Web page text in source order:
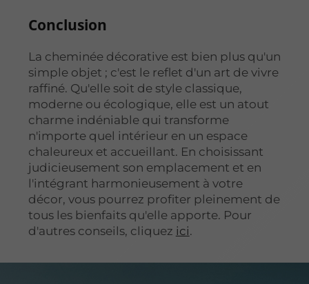
Conclusion
La cheminée décorative est bien plus qu'un
simple objet ; c'est le reflet d'un art de vivre
raffiné. Qu'elle soit de style classique,
moderne ou écologique, elle est un atout
charme indéniable qui transforme
n'importe quel intérieur en un espace
chaleureux et accueillant. En choisissant
judicieusement son emplacement et en
l'intégrant harmonieusement à votre
décor, vous pourrez profiter pleinement de
tous les bienfaits qu'elle apporte. Pour
d'autres conseils, cliquez ici.